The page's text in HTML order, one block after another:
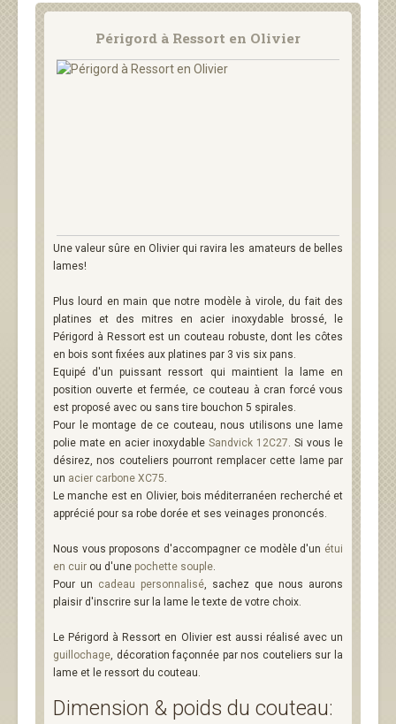
Périgord à Ressort en Olivier
Une valeur sûre en Olivier qui ravira les amateurs de belles
lames!
Plus lourd en main que notre modèle à virole, du fait des
platines et des mitres en acier inoxydable brossé, le
Périgord à Ressort est un couteau robuste, dont les côtes
en bois sont fixées aux platines par 3 vis six pans.
Equipé d'un puissant ressort qui maintient la lame en
position ouverte et fermée, ce couteau à cran forcé vous
est proposé avec ou sans tire bouchon 5 spirales.
Pour le montage de ce couteau, nous utilisons une lame
polie mate en acier inoxydable Sandvick 12C27. Si vous le
désirez, nos couteliers pourront remplacer cette lame par
un acier carbone XC75.
Le manche est en Olivier, bois méditerranéen recherché et
apprécié pour sa robe dorée et ses veinages prononcés.
Nous vous proposons d'accompagner ce modèle d'un étui
en cuir ou d'une pochette souple.
Pour un cadeau personnalisé, sachez que nous aurons
plaisir d'inscrire sur la lame le texte de votre choix.
Le Périgord à Ressort en Olivier est aussi réalisé avec un
guillochage, décoration façonnée par nos couteliers sur la
lame et le ressort du couteau.
Dimension & poids du couteau: